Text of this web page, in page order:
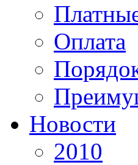
Оплата
Новости
2010